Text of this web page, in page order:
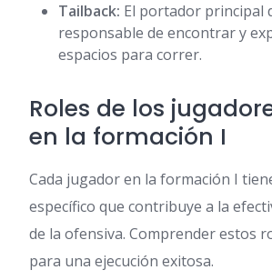
Tailback: El portador principal
responsable de encontrar y
espacios para correr.
Roles de los
en la formación I
Cada jugador en la formación I
específico que contribuye a la
de la ofensiva. Comprender estos
para una ejecución exitosa.